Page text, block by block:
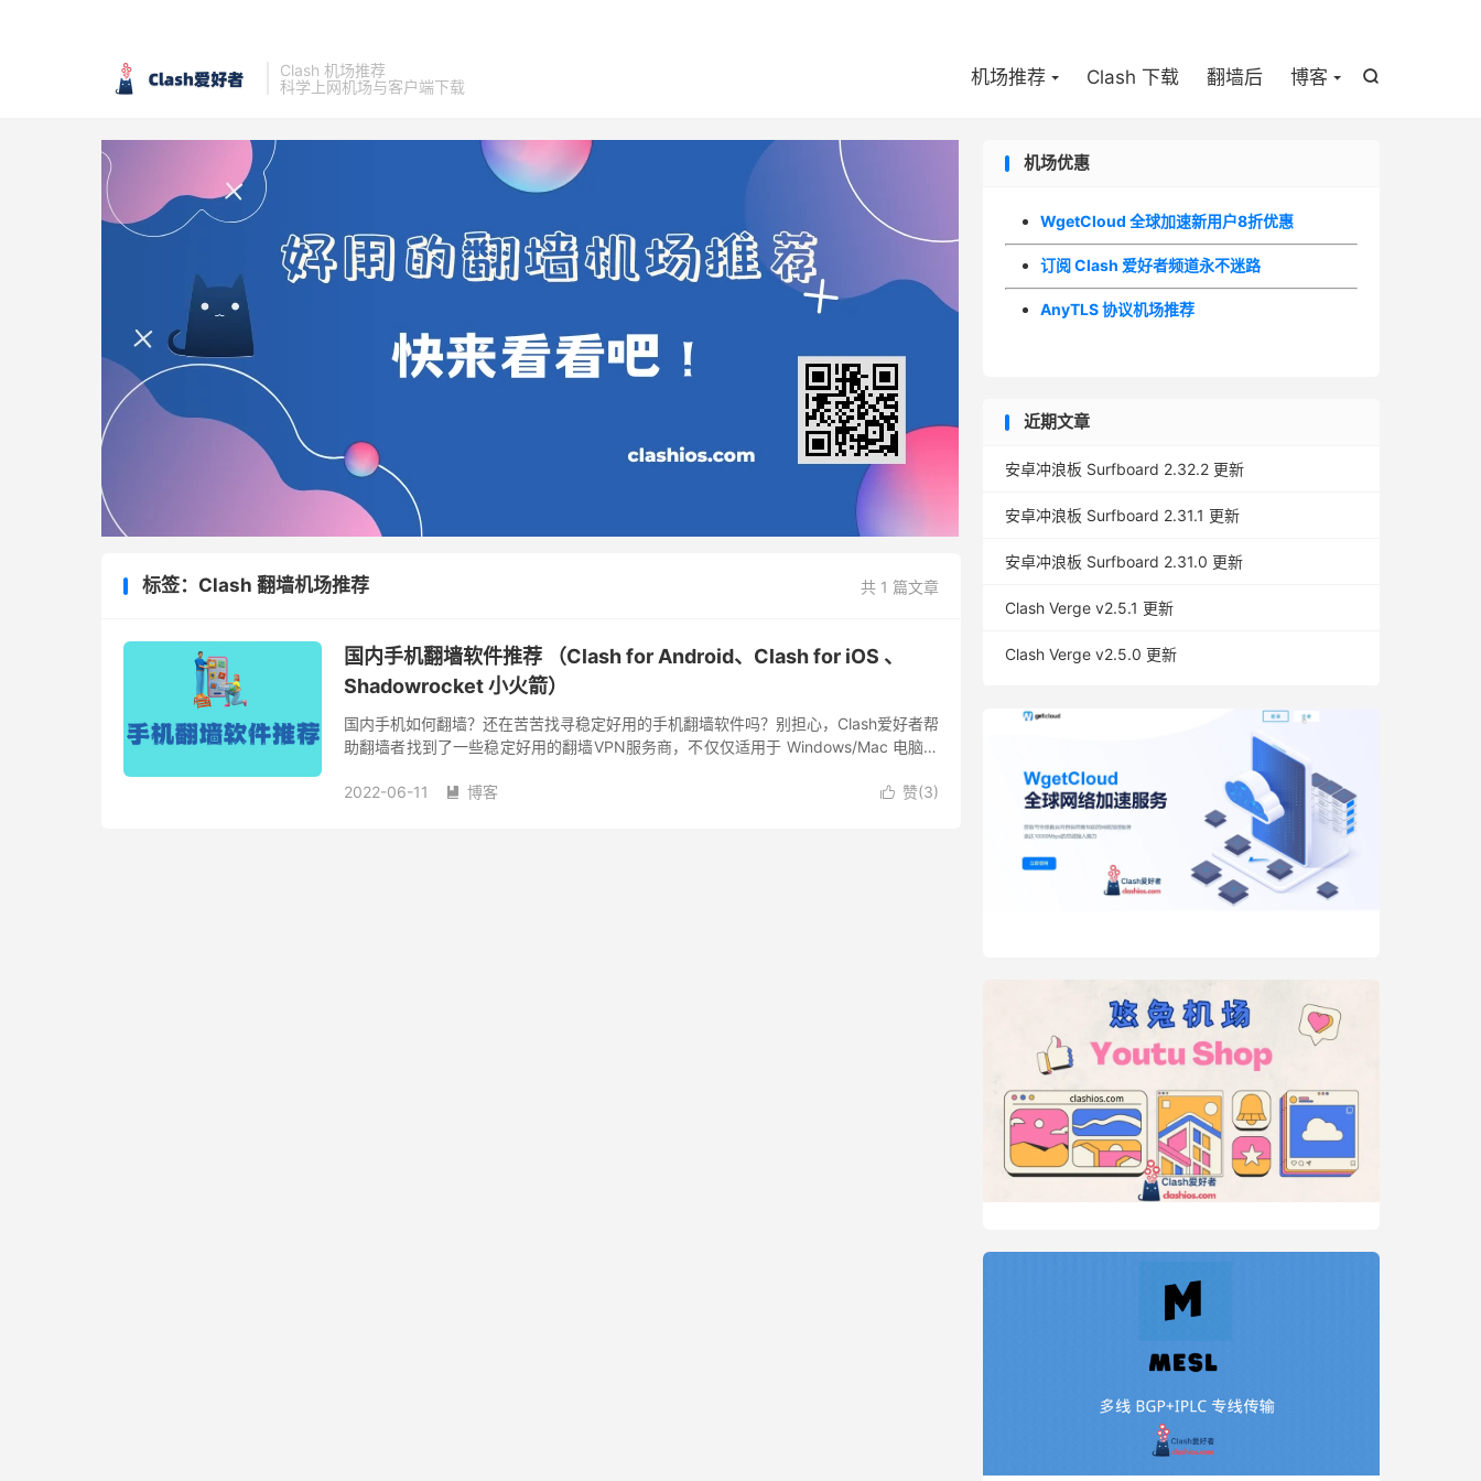
Clash 机场推荐
科学上网机场与客户端下载

机场推荐 Clash 下载 翻墙后 博客
共 1 篇文章
标签：Clash 翻墙机场推荐
国内手机翻墙软件推荐 （Clash for Android、Clash for iOS 、
Shadowrocket 小火箭）
国内手机如何翻墙？还在苦苦找寻稳定好用的手机翻墙软件吗？别担心，Clash爱好者帮
助翻墙者找到了一些稳定好用的翻墙VPN服务商，不仅仅适用于 Windows/Mac 电脑平
 赞(3)
2022-06-11  博客
机场优惠
WgetCloud 全球加速新用户8折优惠
订阅 Clash 爱好者频道永不迷路
AnyTLS 协议机场推荐
近期文章
安卓冲浪板 Surfboard 2.32.2 更新
安卓冲浪板 Surfboard 2.31.1 更新
安卓冲浪板 Surfboard 2.31.0 更新
Clash Verge v2.5.1 更新
Clash Verge v2.5.0 更新